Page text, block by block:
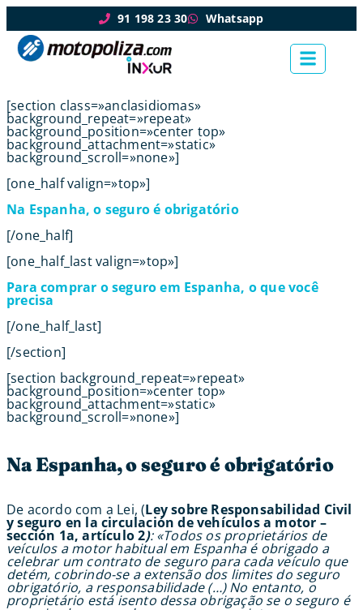
91 198 23 30 Whatsapp
[section class=»anclasidiomas»
background_repeat=»repeat»
background_position=»center top»
background_attachment=»static»
background_scroll=»none»]
[one_half valign=»top»]
Na Espanha, o seguro é obrigatório
[/one_half]
[one_half_last valign=»top»]
Para comprar o seguro em Espanha, o que você
precisa
[/one_half_last]
[/section]
[section background_repeat=»repeat»
background_position=»center top»
background_attachment=»static»
background_scroll=»none»]
Na Espanha, o seguro é obrigatório
De acordo com a Lei, (Ley sobre Responsabilidad Civil
y seguro en la circulación de vehículos a motor –
sección 1a, artículo 2): «Todos os proprietários de
veículos a motor habitual em Espanha é obrigado a
celebrar um contrato de seguro para cada veículo que
detém, cobrindo-se a extensão dos limites do seguro
obrigatório, a responsabilidade (…) No entanto, o
proprietário está isento dessa obrigação se o seguro é